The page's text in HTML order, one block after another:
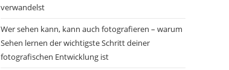
verwandelst
Wer sehen kann, kann auch fotografieren – warum
Sehen lernen der wichtigste Schritt deiner
fotografischen Entwicklung ist